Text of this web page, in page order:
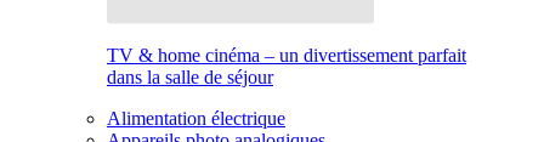
TV & home cinéma – un divertissement parfait
dans la salle de séjour
Alimentation électrique